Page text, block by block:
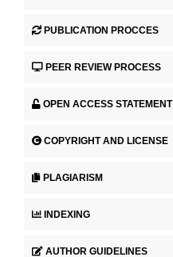
PUBLICATION PROCCES
PEER REVIEW PROCESS
OPEN ACCESS STATEMENT
COPYRIGHT AND LICENSE
PLAGIARISM
INDEXING
AUTHOR GUIDELINES